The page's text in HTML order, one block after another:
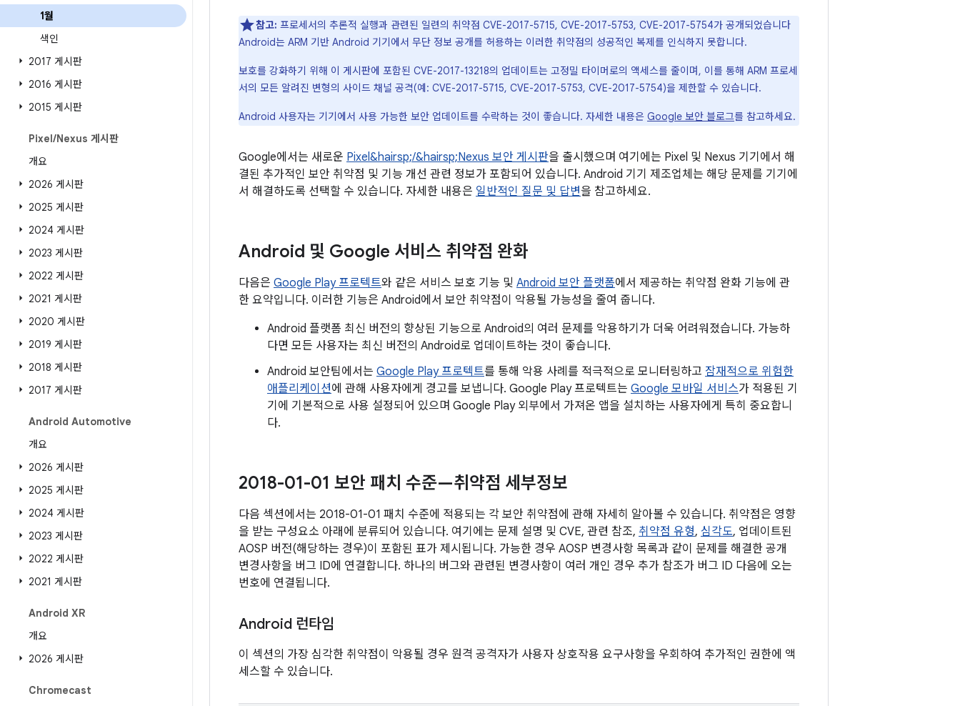
1월
색인
2017 게시판
2016 게시판
2015 게시판
Pixel/Nexus 게시판
개요
2026 게시판
2025 게시판
2024 게시판
2023 게시판
2022 게시판
2021 게시판
2020 게시판
2019 게시판
2018 게시판
2017 게시판
Android Automotive
개요
2026 게시판
2025 게시판
2024 게시판
2023 게시판
2022 게시판
2021 게시판
Android XR
개요
2026 게시판
Chromecast
참고: 프로세서의 추론적 실행과 관련된 일련의 취약점 CVE-2017-5715, CVE-2017-5753, CVE-2017-5754가 공개되었습니다
Android는 ARM 기반 Android 기기에서 무단 정보 공개를 허용하는 이러한 취약점의 성공적인 복제를 인식하지 못합니다.
보호를 강화하기 위해 이 게시판에 포함된 CVE-2017-13218의 업데이트는 고정밀 타이머로의 액세스를 줄이며, 이를 통해 ARM 프로세
서의 모든 알려진 변형의 사이드 채널 공격(예: CVE-2017-5715, CVE-2017-5753, CVE-2017-5754)을 제한할 수 있습니다.
Android 사용자는 기기에서 사용 가능한 보안 업데이트를 수락하는 것이 좋습니다. 자세한 내용은 Google 보안 블로그를 참고하세요.
Google에서는 새로운 Pixel&hairsp;/&hairsp;Nexus 보안 게시판을 출시했으며 여기에는 Pixel 및 Nexus 기기에서 해
결된 추가적인 보안 취약점 및 기능 개선 관련 정보가 포함되어 있습니다. Android 기기 제조업체는 해당 문제를 기기에
서 해결하도록 선택할 수 있습니다. 자세한 내용은 일반적인 질문 및 답변을 참고하세요.
Android 및 Google 서비스 취약점 완화
다음은 Google Play 프로텍트와 같은 서비스 보호 기능 및 Android 보안 플랫폼에서 제공하는 취약점 완화 기능에 관
한 요약입니다. 이러한 기능은 Android에서 보안 취약점이 악용될 가능성을 줄여 줍니다.
Android 플랫폼 최신 버전의 향상된 기능으로 Android의 여러 문제를 악용하기가 더욱 어려워졌습니다. 가능하
다면 모든 사용자는 최신 버전의 Android로 업데이트하는 것이 좋습니다.
Android 보안팀에서는 Google Play 프로텍트를 통해 악용 사례를 적극적으로 모니터링하고 잠재적으로 위험한
애플리케이션에 관해 사용자에게 경고를 보냅니다. Google Play 프로텍트는 Google 모바일 서비스가 적용된 기
기에 기본적으로 사용 설정되어 있으며 Google Play 외부에서 가져온 앱을 설치하는 사용자에게 특히 중요합니
다.
2018-01-01 보안 패치 수준—취약점 세부정보
다음 섹션에서는 2018-01-01 패치 수준에 적용되는 각 보안 취약점에 관해 자세히 알아볼 수 있습니다. 취약점은 영향
을 받는 구성요소 아래에 분류되어 있습니다. 여기에는 문제 설명 및 CVE, 관련 참조, 취약점 유형, 심각도, 업데이트된
AOSP 버전(해당하는 경우)이 포함된 표가 제시됩니다. 가능한 경우 AOSP 변경사항 목록과 같이 문제를 해결한 공개
변경사항을 버그 ID에 연결합니다. 하나의 버그와 관련된 변경사항이 여러 개인 경우 추가 참조가 버그 ID 다음에 오는
번호에 연결됩니다.
Android 런타임
이 섹션의 가장 심각한 취약점이 악용될 경우 원격 공격자가 사용자 상호작용 요구사항을 우회하여 추가적인 권한에 액
세스할 수 있습니다.